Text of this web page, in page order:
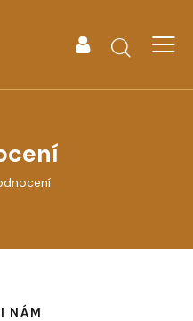
NÁM